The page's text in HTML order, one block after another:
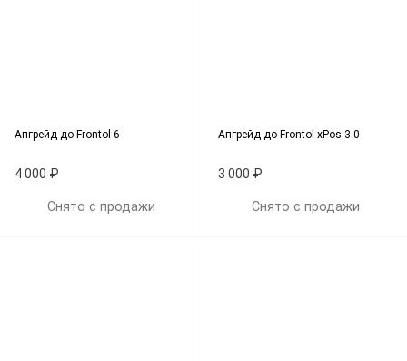
Апгрейд до Frontol 6
4 000 ₽
Снято с продажи
Апгрейд до Frontol xPos 3.0
3 000 ₽
Снято с продажи